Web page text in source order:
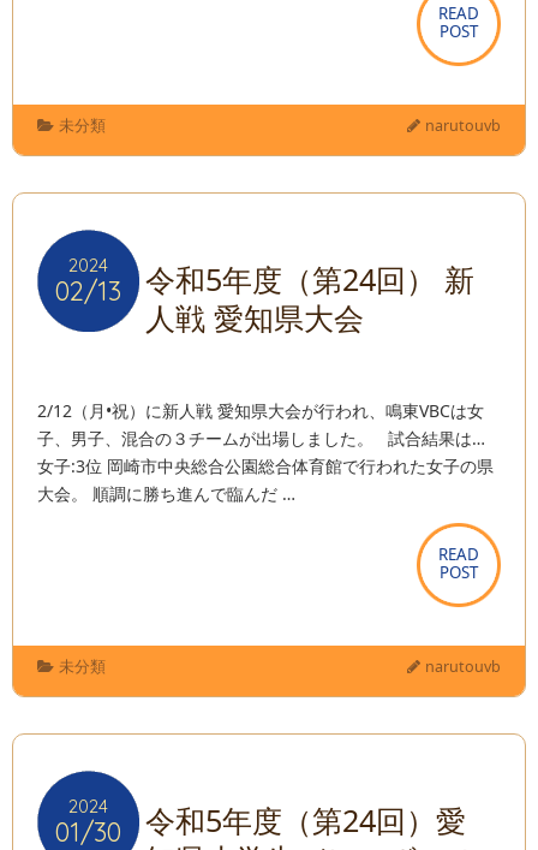
READ
POST
READ
POST
未分類 narutouvb
2024
02/13
2024
02/13
令和5年度（第24回） 新
人戦 愛知県大会
2/12（月•祝）に新人戦 愛知県大会が行われ、鳴東VBCは女
子、男子、混合の３チームが出場しました。 試合結果は…
女子:3位 岡崎市中央総合公園総合体育館で行われた女子の県
大会。 順調に勝ち進んで臨んだ …
READ
POST
READ
POST
未分類 narutouvb
2024
01/30
2024
01/30
令和5年度（第24回）愛